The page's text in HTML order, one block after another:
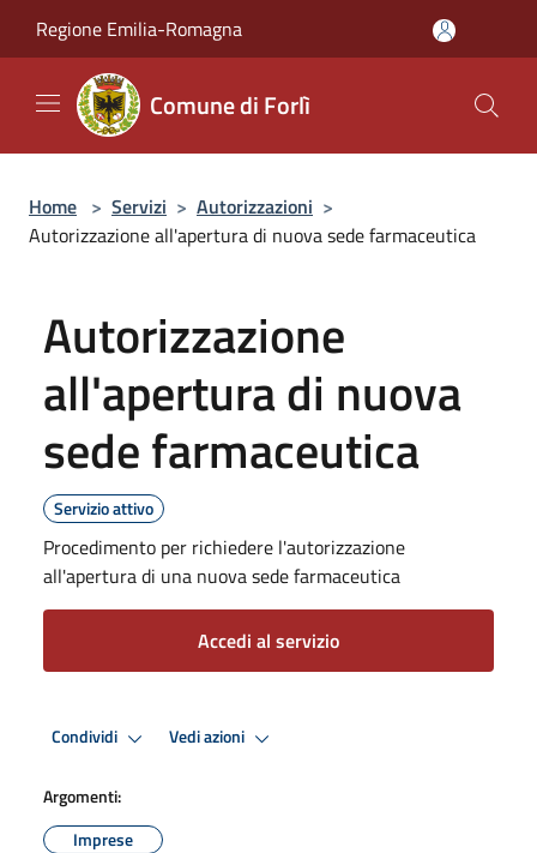
Regione Emilia-Romagna
Comune di Forlì
Home > Servizi > Autorizzazioni >
Autorizzazione all'apertura di nuova sede farmaceutica
Autorizzazione
all'apertura di nuova
sede farmaceutica
Servizio attivo
Procedimento per richiedere l'autorizzazione
all'apertura di una nuova sede farmaceutica
Accedi al servizio
Condividi Vedi azioni
Argomenti:
Imprese